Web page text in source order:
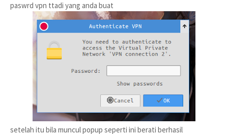
paswrd vpn ttadi yang anda buat
setelah itu bila muncul popup seperti ini berati berhasil